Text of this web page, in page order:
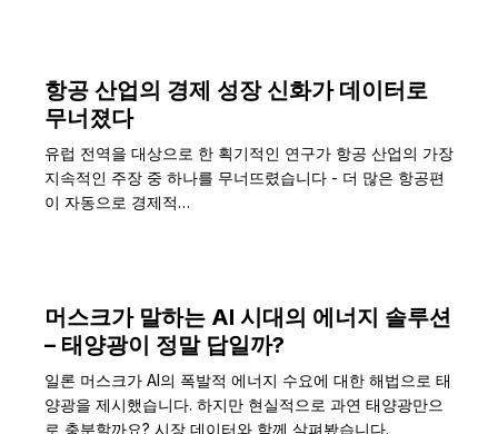
항공 산업의 경제 성장 신화가 데이터로
무너졌다
유럽 전역을 대상으로 한 획기적인 연구가 항공 산업의 가장
지속적인 주장 중 하나를 무너뜨렸습니다 - 더 많은 항공편
이 자동으로 경제적…
머스크가 말하는 AI 시대의 에너지 솔루션
– 태양광이 정말 답일까?
일론 머스크가 AI의 폭발적 에너지 수요에 대한 해법으로 태
양광을 제시했습니다. 하지만 현실적으로 과연 태양광만으
로 충분할까요? 시장 데이터와 함께 살펴봤습니다.